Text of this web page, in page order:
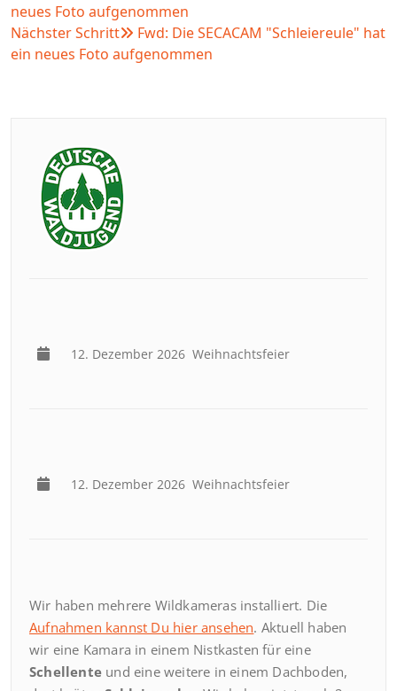
neues Foto aufgenommen
Nächster Schritt
Fwd: Die SECACAM "Schleiereule" hat
ein neues Foto aufgenommen
12. Dezember 2026 Weihnachtsfeier
12. Dezember 2026 Weihnachtsfeier
Wir haben mehrere Wildkameras installiert. Die
Aufnahmen kannst Du hier ansehen. Aktuell haben
wir eine Kamara in einem Nistkasten für eine
Schellente und eine weitere in einem Dachboden,